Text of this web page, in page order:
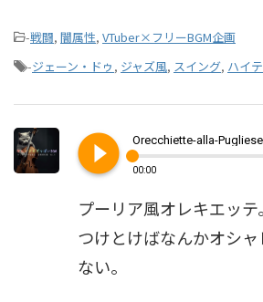
-戦闘, 闇属性, VTuber×フリーBGM企画
-ジェーン・ドゥ , ジャズ風, スイング, ハイ
play_circle_filled Orecchiette-alla-Pugliese
00:00
プーリア風オレキエッ
つけとけばなんかオシ
ない。